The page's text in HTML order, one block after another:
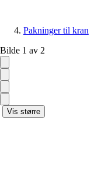
Pakninger til kran
Bilde 1 av 2
Vis større